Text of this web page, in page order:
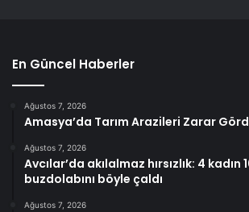
En Güncel Haberler
Ağustos 7, 2026
Amasya’da Tarım Arazileri Zarar
Ağustos 7, 2026
Avcılar’da akılalmaz hırsızlık: 4 kadın
buzdolabını böyle çaldı
Ağustos 7, 2026